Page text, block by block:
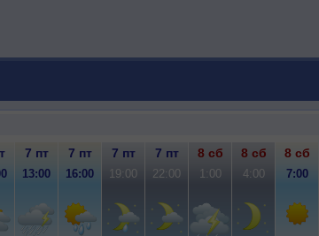
7 пт 7 пт 7 пт 7 пт 8 сб 8 сб 8 сб
13:00 16:00 19:00 22:00 1:00 4:00 7:00